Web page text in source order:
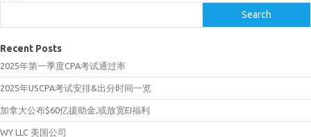
Search
Recent Posts
2025年第一季度CPA考试通过率
2025年USCPA考试安排&出分时间一览
加拿大公布$60亿援助金,或放宽EI福利
WY LLC 美国公司